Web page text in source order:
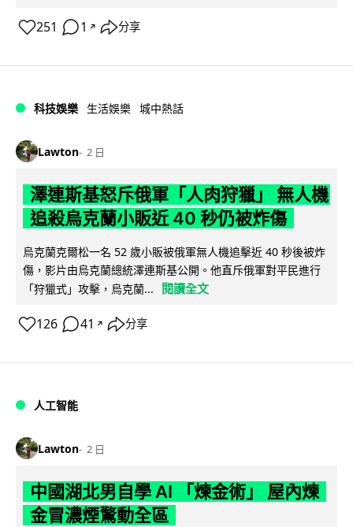
251 1 ↗ 分享
科技娛樂 生活娛樂 城中熱話
Lawton 2 日
澤連斯基怒斥俄軍「人肉狩獵」 無人機
追殺烏克蘭小販近 40 秒仍被炸傷
烏克蘭克爾松一名 52 歲小販被俄軍無人機追擊近 40 秒後被炸
傷，影片由烏克蘭總統澤連斯基公開。他直斥俄軍對平民進行
「狩獵式」攻擊，烏克蘭...
閱讀全文
126 41 ↗ 分享
人工智能
Lawton 2 日
中國湖北男自學 AI 「煉金術」 屋內煉
金冒濃煙驚動全區